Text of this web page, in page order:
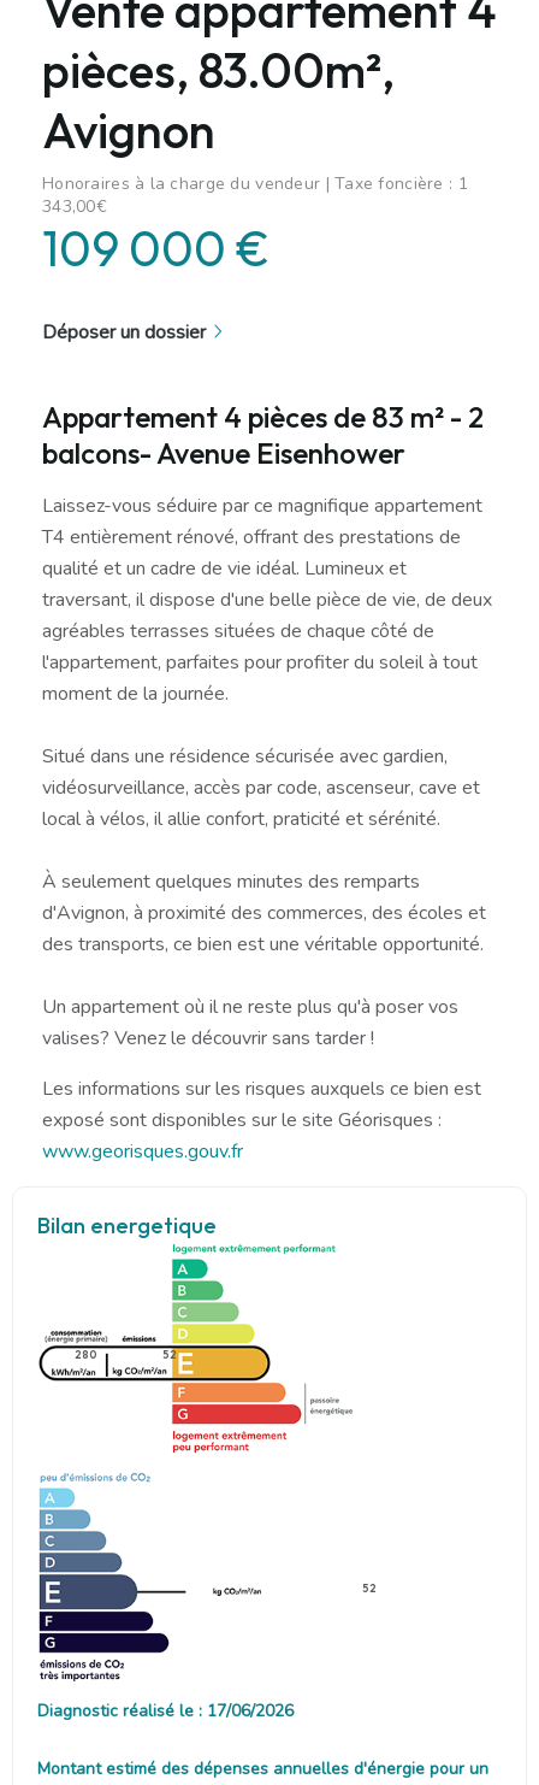
pièces, 83.00m²,
Avignon
Honoraires à la charge du vendeur | Taxe foncière : 1
343,00€
109 000 €
Déposer un dossier
Appartement 4 pièces de 83 m² - 2
balcons- Avenue Eisenhower
Laissez-vous séduire par ce magnifique appartement
T4 entièrement rénové, offrant des prestations de
qualité et un cadre de vie idéal. Lumineux et
traversant, il dispose d'une belle pièce de vie, de deux
agréables terrasses situées de chaque côté de
l'appartement, parfaites pour profiter du soleil à tout
moment de la journée.
Situé dans une résidence sécurisée avec gardien,
vidéosurveillance, accès par code, ascenseur, cave et
local à vélos, il allie confort, praticité et sérénité.
À seulement quelques minutes des remparts
d'Avignon, à proximité des commerces, des écoles et
des transports, ce bien est une véritable opportunité.
Un appartement où il ne reste plus qu'à poser vos
valises? Venez le découvrir sans tarder !
Les informations sur les risques auxquels ce bien est
exposé sont disponibles sur le site Géorisques :
www.georisques.gouv.fr
Bilan energetique
280 52
52
Diagnostic réalisé le : 17/06/2026
Montant estimé des dépenses annuelles d'énergie pour un